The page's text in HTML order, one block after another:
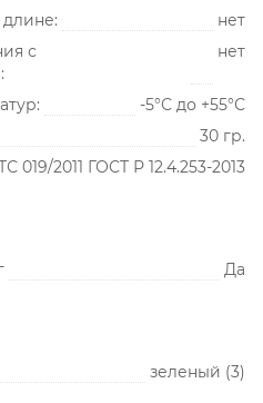
нет
с
нет
-5°С до +55°С
30 гр.
019/2011 ГОСТ Р 12.4.253-2013
Да
зеленый (3)